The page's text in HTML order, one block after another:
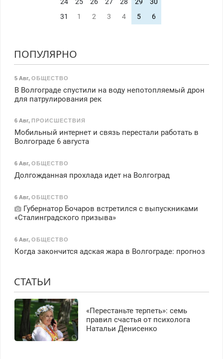
24 25 26 27 28 29
30
31
1 2 3 4 5 6
ПОПУЛЯРНО
5 Авг, ОБЩЕСТВО
В Волгограде спустили на воду непотопляемый дрон
для патрулирования рек
6 Авг, ПРОИСШЕСТВИЯ
Мобильный интернет и связь перестали работать в
Волгограде 6 августа
6 Авг, ОБЩЕСТВО
Долгожданная прохлада идет на Волгоград
6 Авг, ОБЩЕСТВО
Губернатор Бочаров встретился с выпускниками
«Сталинградского призыва»
6 Авг, ОБЩЕСТВО
Когда закончится адская жара в Волгограде: прогноз
СТАТЬИ
«Перестаньте терпеть»: семь
правил счастья от психолога
Натальи Денисенко